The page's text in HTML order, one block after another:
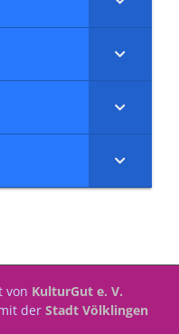
von KulturGut e. V.
der Stadt Völklingen